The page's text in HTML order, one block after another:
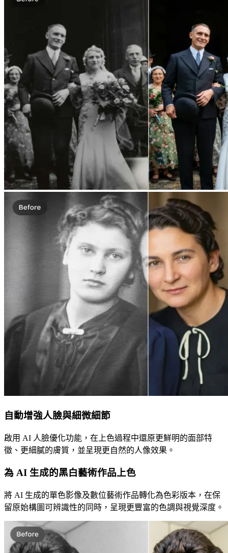
自動增強人臉與細微細節
啟用 AI 人臉優化功能，在上色過程中還原更鮮明的面部特
徵、更細膩的膚質，並呈現更自然的人像效果。
為 AI 生成的黑白藝術作品上色
將 AI 生成的單色影像及數位藝術作品轉化為色彩版本，在保
留原始構圖可辨識性的同時，呈現更豐富的色調與視覺深度。